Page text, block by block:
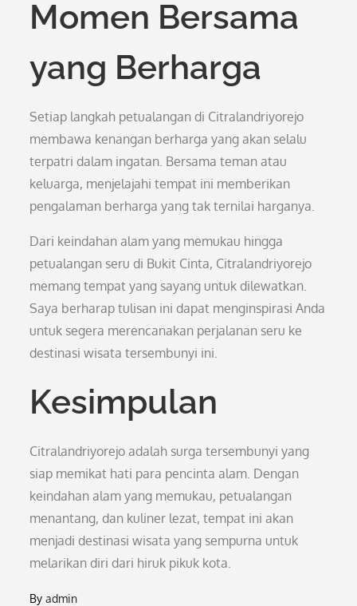
Momen Bersama
yang Berharga
Setiap langkah petualangan di Citralandriyorejo
membawa kenangan berharga yang akan selalu
terpatri dalam ingatan. Bersama teman atau
keluarga, menjelajahi tempat ini memberikan
pengalaman berharga yang tak ternilai harganya.
Dari keindahan alam yang memukau hingga
petualangan seru di Bukit Cinta, Citralandriyorejo
memang tempat yang sayang untuk dilewatkan.
Saya berharap tulisan ini dapat menginspirasi Anda
untuk segera merencanakan perjalanan seru ke
destinasi wisata tersembunyi ini.
Kesimpulan
Citralandriyorejo adalah surga tersembunyi yang
siap memikat hati para pencinta alam. Dengan
keindahan alam yang memukau, petualangan
menantang, dan kuliner lezat, tempat ini akan
menjadi destinasi wisata yang sempurna untuk
melarikan diri dari hiruk pikuk kota.
Byadmin